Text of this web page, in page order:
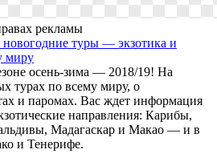
рекламы
туры — экзотика и
миру
осень-зима — 2018/19! На
турах по всему миру, о
и паромах. Вас ждет информация
направления: Карибы,
Мадагаскар и Макао — и в
и Тенерифе.